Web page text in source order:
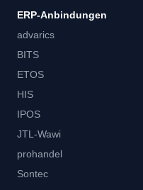
ERP-Anbindungen
advarics
BITS
ETOS
HIS
IPOS
JTL-Wawi
prohandel
Sontec